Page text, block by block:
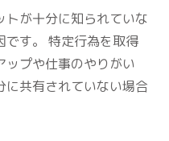
が十分に知られていな
です。 特定行為を取得
ップや仕事のやりがい
に共有されていない場合